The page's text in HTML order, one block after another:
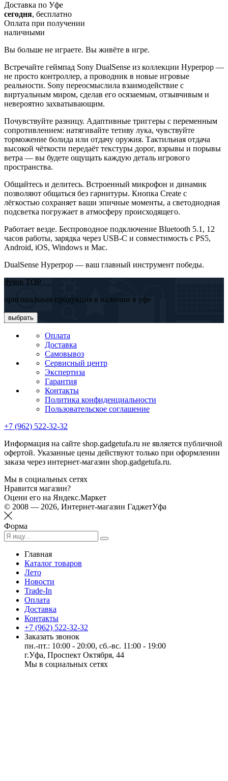
Доставка по Уфе
сегодня, бесплатно
Оплата при получении
наличными
Вы больше не играете. Вы живёте в игре.
Встречайте геймпад Sony DualSense из коллекции Hyperpop —
не просто контроллер, а проводник в новые игровые
реальности. Sony переосмыслила взаимодействие с
виртуальным миром, сделав его осязаемым, отзывчивым и
невероятно захватывающим.
Почувствуйте разницу. Адаптивные триггеры с переменным
сопротивлением: натягивайте тетиву лука, чувствуйте
торможение болида или отдачу оружия. Тактильная отдача
высокой чёткости передаёт текстуры дорог, взрывы и порывы
ветра — вы будете ощущать каждую деталь игрового
пространства.
Общайтесь и делитесь. Встроенный микрофон и динамик
позволяют общаться без гарнитуры. Кнопка Create с
лёгкостью сохраняет ваши эпичные моменты, а светодиодная
подсветка погружает в атмосферу происходящего.
Работает везде. Беспроводное подключение Bluetooth 5.1, 12
часов работы, зарядка через USB-C и совместимость с PS5,
Android, iOS, Windows и Mac.
DualSense Hyperpop — ваш главный инструмент победы.
dyson TOP
оригинальная продукция в наличии в уфе
выбрать
Оплата
Доставка
Самовывоз
Сервисный центр
Экспертиза
Гарантия
Контакты
Политика конфиденциальности
Пользовательское соглашение
+7 (962) 522-32-32
Информация на сайте shop.gadgetufa.ru не является публичной
офертой. Указанные цены действуют только при оформлении
заказа через интернет-магазин shop.gadgetufa.ru.
Мы в социальных сетях
Нравится магазин?
Оцени его на Яндекс.Маркет
© 2008 — 2026, Интернет-магазин ГаджетУфа
Форма
Главная
Каталог товаров
Лето
Новости
Trade-In
Оплата
Доставка
Контакты
+7 (962) 522-32-32
Заказать звонок
пн.-пт.: 10:00 - 20:00, сб.-вс. 11:00 - 19:00
г.Уфа, Проспект Октября, 44
Мы в социальных сетях